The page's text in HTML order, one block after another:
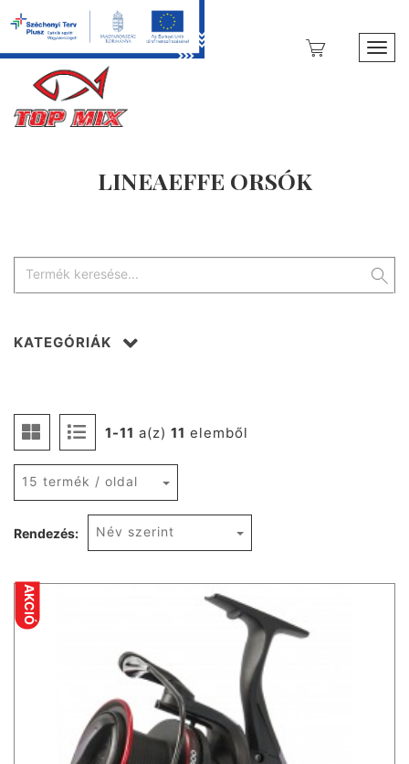
LINEAEFFE ORSÓK
1-11 a(z) 11 elemből
15 termék / oldal
Rendezés: Név szerint
AKCIÓ
KATEGÓRIÁK